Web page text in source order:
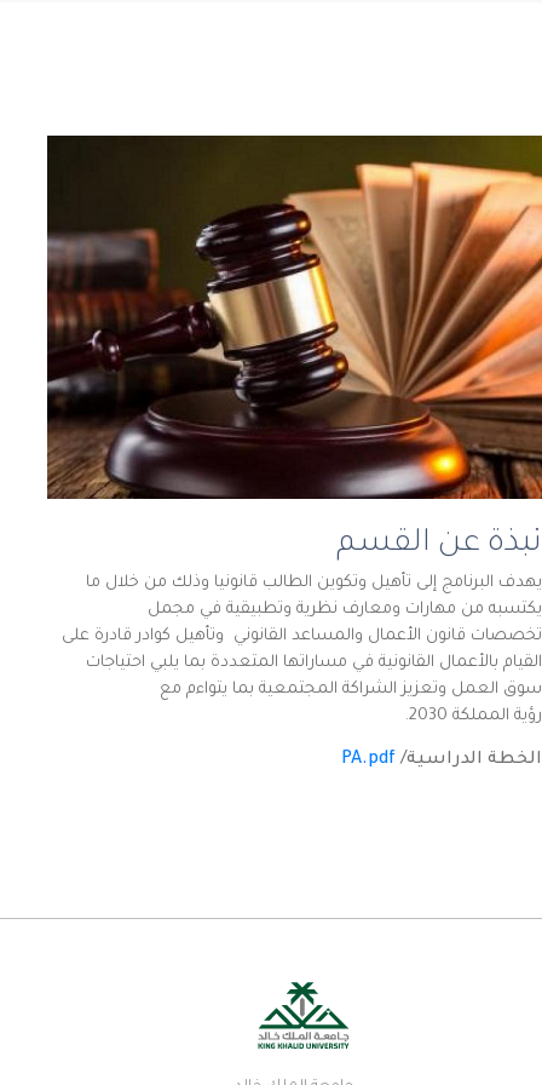
نبذة عن القسم
يهدف البرنامج إلى تأهيل وتكوين الطالب قانونيا وذلك من خلال ما
يكتسبه من مهارات ومعارف نظرية وتطبيقية في مجمل
تخصصات قانون الأعمال والمساعد القانوني وتأهيل كوادر قادرة على
القيام بالأعمال القانونية في مساراتها المتعددة بما يلبي احتياجات
سوق العمل وتعزيز الشراكة المجتمعية بما يتواءم مع
رؤية المملكة 2030.
الخطة الدراسية/ PA.pdf